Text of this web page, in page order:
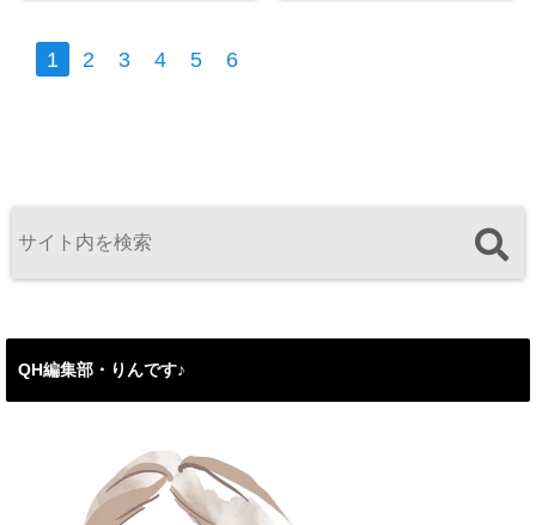
1 2 3 4 5 6
QH編集部・りんです♪